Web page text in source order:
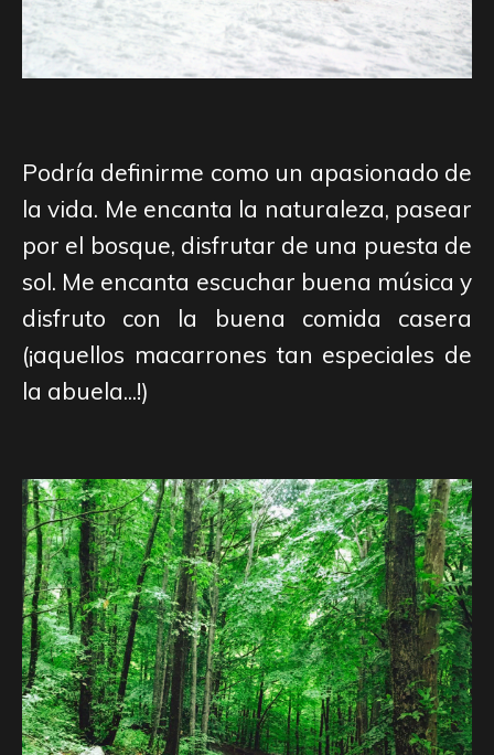
Podría definirme como un apasionado de
la vida. Me encanta la naturaleza, pasear
por el bosque, disfrutar de una puesta de
sol. Me encanta escuchar buena música y
disfruto con la buena comida casera
(¡aquellos macarrones tan especiales de
la abuela...!)